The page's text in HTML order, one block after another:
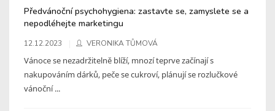
Předvánoční psychohygiena: zastavte se, zamyslete se a
nepodléhejte marketingu
12.12.2023 VERONIKA TŮMOVÁ
Vánoce se nezadržitelně blíží, mnozí teprve začínají s
nakupováním dárků, peče se cukroví, plánují se rozlučkové
vánoční ...